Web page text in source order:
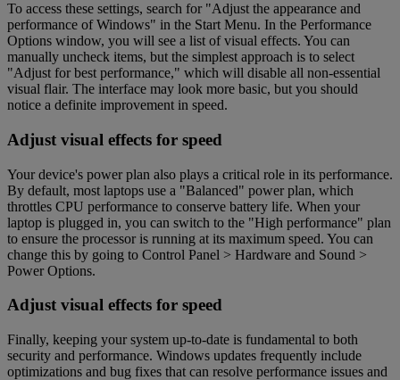
To access these settings, search for "Adjust the appearance and
performance of Windows" in the Start Menu. In the Performance
Options window, you will see a list of visual effects. You can
manually uncheck items, but the simplest approach is to select
"Adjust for best performance," which will disable all non-essential
visual flair. The interface may look more basic, but you should
notice a definite improvement in speed.
Adjust visual effects for speed
Your device's power plan also plays a critical role in its performance.
By default, most laptops use a "Balanced" power plan, which
throttles CPU performance to conserve battery life. When your
laptop is plugged in, you can switch to the "High performance" plan
to ensure the processor is running at its maximum speed. You can
change this by going to Control Panel > Hardware and Sound >
Power Options.
Adjust visual effects for speed
Finally, keeping your system up-to-date is fundamental to both
security and performance. Windows updates frequently include
optimizations and bug fixes that can resolve performance issues and